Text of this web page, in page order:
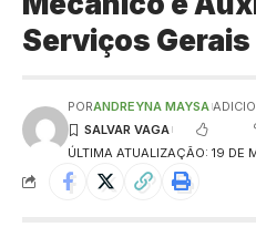
Serviços
ÚLTIMA ATUALIZAÇÃO: 19 DE
PORANDREYNA MAYSA